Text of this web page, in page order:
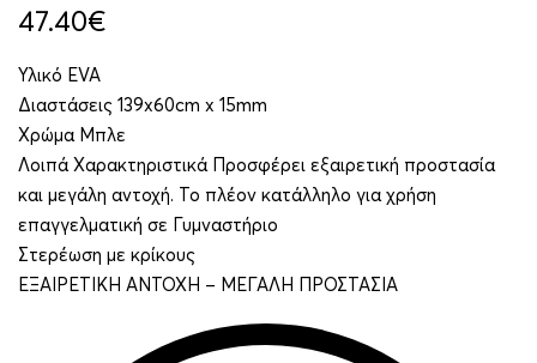
47.40€
Υλικό EVA
Διαστάσεις 139x60cm x 15mm
Χρώμα Μπλε
Λοιπά Χαρακτηριστικά Προσφέρει εξαιρετική προστασία
και μεγάλη αντοχή. Το πλέον κατάλληλο για χρήση
επαγγελματική σε Γυμναστήριο
Στερέωση με κρίκους
ΕΞΑΙΡΕΤΙΚΗ ΑΝΤΟΧΗ – ΜΕΓΑΛΗ ΠΡΟΣΤΑΣΙΑ